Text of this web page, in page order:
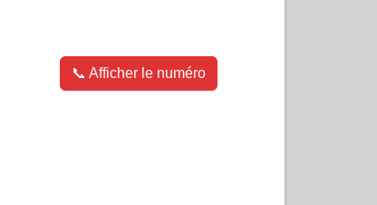
📞 Afficher le numéro